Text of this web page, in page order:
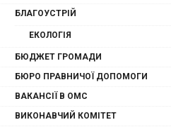
БЛАГОУСТРІЙ
ЕКОЛОГІЯ
БЮДЖЕТ ГРОМАДИ
БЮРО ПРАВНИЧОЇ ДОПОМОГИ
ВАКАНСІЇ В ОМС
ВИКОНАВЧИЙ КОМІТЕТ